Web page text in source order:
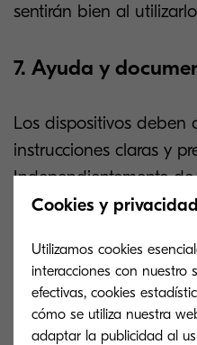
sentirán bien al
7. Ayuda y
Los dispositivos deben
instrucciones claras y
Independientemente
experiencia sencilla,
ayuda adicional para
simplemente conocer
adecuado.
Cookies y privacidad
Utilizamos cookies
interacciones con nuestro
efectivas, cookies
cómo se utiliza nuestra
adaptar la publicidad al